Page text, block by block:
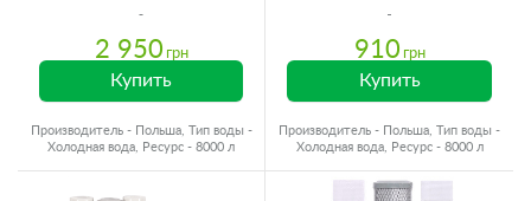
2 950 грн
Купить
Производитель - Польша, Тип воды -
Холодная вода, Ресурс - 8000 л
910 грн
Купить
Производитель - Польша, Тип воды -
Холодная вода, Ресурс - 8000 л